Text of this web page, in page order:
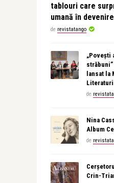
tablouri care
umană în
de revistatango
„Povești
lansat la
de
Nina
Album
de
Crin-